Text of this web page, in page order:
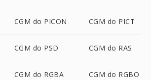
CGM do PICON CGM do PICT
CGM do PSD CGM do RAS
CGM do RGBA CGM do RGBO